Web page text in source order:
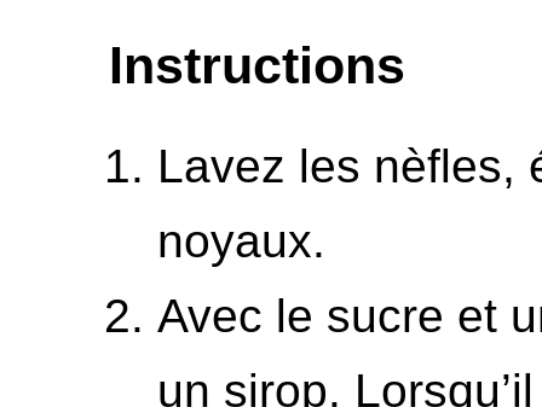
Instructions
Lavez les nèfles,
noyaux.
Avec le sucre et
un sirop.